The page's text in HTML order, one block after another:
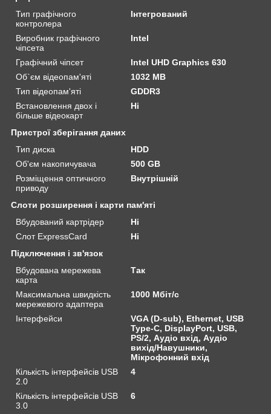
Тип графічного
контролера
Інтегрований
Виробник графічного
чіпсета
Intel
Графічний чіпсет
Intel UHD Graphics 630
Об`єм відеопам'яті
1032 MB
Тип відеопам'яті
GDDR3
Встановлення двох і
більше відеокарт
Ні
Пристрої зберігання даних
Тип диска
HDD
Об'єм накопичувача
500 GB
Розміщення оптичного
приводу
Внутрішній
Слоти розширення і карти пам'яті
Вбудований картрідер
Ні
Слот ExpressCard
Ні
Підключення і зв'язок
Вбудована мережева
карта
Так
Максимальна швидкість
мережевого адаптера
1000 Мбіт/с
Інтерфейси
VGA (D-sub), Ethernet, USB
Type-C, DisplayPort, USB,
PS/2, Аудіо вхід, Аудіо
вихід/Навушники,
Мікрофонний вхід
Кількість інтерфейсів USB
2.0
4
Кількість інтерфейсів USB
3.0
6